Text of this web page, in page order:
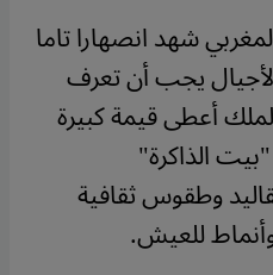
شهد انصهارا تاما
الأجيال يجب أن تعرف
أعطى قيمة كبيرة
الذاكرة"
وطقوس ثقافية
للعيش.